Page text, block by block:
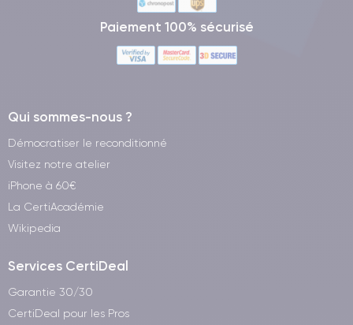
Paiement 100% sécurisé
Qui sommes-nous ?
Démocratiser le reconditionné
Visitez notre atelier
iPhone à 60€
La CertiAcadémie
Wikipedia
Services CertiDeal
Garantie 30/30
CertiDeal pour les Pros